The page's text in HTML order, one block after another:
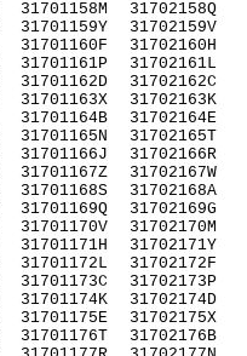
31701158M
31701159Y
31701160F
31701161P
31701162D
31701163X
31701164B
31701165N
31701166J
31701167Z
31701168S
31701169Q
31701170V
31701171H
31701172L
31701173C
31701174K
31701175E
31701176T
31702158Q
31702159V
31702160H
31702161L
31702162C
31702163K
31702164E
31702165T
31702166R
31702167W
31702168A
31702169G
31702170M
31702171Y
31702172F
31702173P
31702174D
31702175X
31702176B